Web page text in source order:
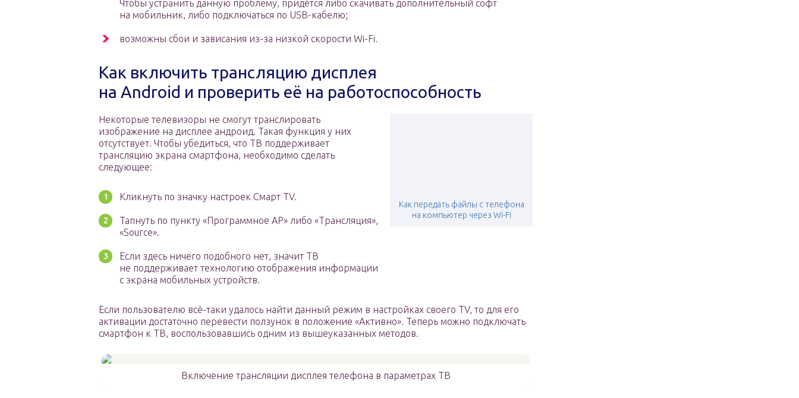
Чтобы устранить данную проблему, придётся либо скачивать дополнительный софт
на мобильник, либо подключаться по USB-кабелю;
возможны сбои и зависания из-за низкой скорости Wi-Fi.
Как включить трансляцию дисплея
на Android и проверить её на работоспособность
Как передать файлы с телефона
на компьютер через Wi-Fi
Некоторые телевизоры не смогут транслировать
изображение на дисплее андроид. Такая функция у них
отсутствует. Чтобы убедиться, что ТВ поддерживает
трансляцию экрана смартфона, необходимо сделать
следующее:
Кликнуть по значку настроек Смарт TV.
Тапнуть по пункту «Программное АР» либо «Трансляция»,
«Source».
Если здесь ничего подобного нет, значит ТВ
не поддерживает технологию отображения информации
с экрана мобильных устройств.
Если пользователю всё-таки удалось найти данный режим в настройках своего TV, то для его
активации достаточно перевести ползунок в положение «Активно». Теперь можно подключать
смартфон к ТВ, воспользовавшись одним из вышеуказанных методов.
Включение трансляции дисплея телефона в параметрах ТВ